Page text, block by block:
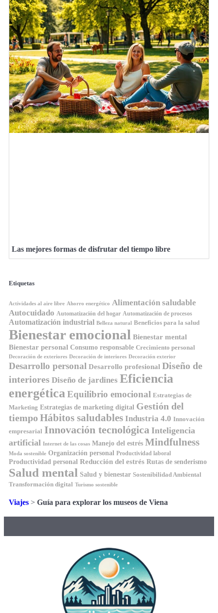
Las mejores formas de disfrutar del tiempo libre
Etiquetas
Actividades al aire libre Ahorro energético Alimentación saludable
Autocuidado Automatización del hogar Automatización de procesos
Automatización industrial Belleza natural Beneficios para la salud
Bienestar emocional Bienestar mental
Bienestar personal Consumo responsable Crecimiento personal
Decoración de exteriores Decoración de interiores Decoración exterior
Desarrollo personal Desarrollo profesional Diseño de
interiores Diseño de jardines Eficiencia
energéticaEquilibrio emocional Estrategias de
Marketing Estrategias de marketing digital Gestión del
tiempo Hábitos saludables Industria 4.0 Innovación
empresarial Innovación tecnológica Inteligencia
artificial Internet de las cosas Manejo del estrés Mindfulness
Moda sostenible Organización personal Productividad laboral
Productividad personal Reducción del estrés Rutas de senderismo
Salud mental Salud y bienestar Sostenibilidad Ambiental
Transformación digital
Turismo sostenible
Viajes > Guía para explorar los museos de Viena